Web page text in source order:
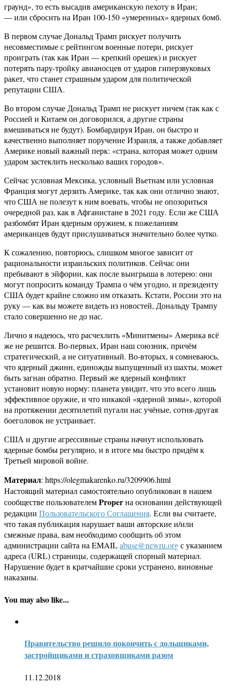
граунд», то есть высадив американскую пехоту в Иран;
— или сбросить на Иран 100-150 «умеренных» ядерных бомб.
В первом случае Дональд Трамп рискует получить
несовместимые с рейтингом военные потери, рискует
проиграть (так как Иран — крепкий орешек) и рискует
потерять пару-тройку авианосцев от ударов гиперзвуковых
ракет, что станет страшным ударом для политической
репутации США.
Во втором случае Дональд Трамп не рискует ничем (так как с
Россией и Китаем он договорился, а другие страны
вмешиваться не будут). Бомбардируя Иран, он быстро и
качественно выполняет поручение Израиля, а также добавляет
Америке новый важный перк: «страна, которая может одним
ударом застеклить несколько ваших городов».
Сейчас условная Мексика, условный Вьетнам или условная
Франция могут дерзить Америке, так как они отлично знают,
что США не полезут к ним воевать, чтобы не опозориться
очередной раз, как в Афганистане в 2021 году. Если же США
разбомбят Иран ядерным оружием, к пожеланиям
американцев будут прислушиваться значительно более чутко.
К сожалению, повторюсь, слишком многое зависит от
рациональности израильских политиков. Сейчас они
пребывают в эйфории, как после выигрыша в лотерею: они
могут попросить команду Трампа о чём угодно, и президенту
США будет крайне сложно им отказать. Кстати, России это на
руку — как вы можете видеть из новостей, Дональду Трампу
стало совершенно не до нас.
Лично я надеюсь, что расчехлить «Минитмены» Америка всё
же не решится. Во-первых, Иран наш союзник, причём
стратегический, а не ситуативный. Во-вторых, я сомневаюсь,
что ядерный джинн, единожды выпущенный из шахты, может
быть загнан обратно. Первый же ядерный конфликт
установит новую норму: планета увидит, что это всего лишь
эффективное оружие, и что никакой «ядерной зимы», которой
на протяжении десятилетий пугали нас учёные, сотня-другая
боеголовок не устраивает.
США и другие агрессивные страны начнут использовать
ядерные бомбы регулярно, и в итоге мы быстро придём к
Третьей мировой войне.
Материал: https://olegmakarenko.ru/3209906.html
Настоящий материал самостоятельно опубликован в нашем
сообществе пользователемProperна основании действующей
редакции Пользовательского Соглашения. Если вы считаете,
что такая публикация нарушает ваши авторские и/или
смежные права, вам необходимо сообщить об этом
администрации сайта на EMAILabuse@newru.orgс указанием
адреса (URL) страницы, содержащей спорный материал.
Нарушение будет в кратчайшие сроки устранено, виновные
наказаны.
You may also like...
Правительство решило покончить с дольщиками,
застройщиками и страховщиками разом
11.12.2018